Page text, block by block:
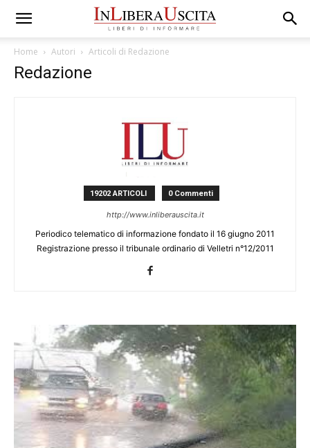
Home Autori Articoli di Redazione
Redazione
19202 ARTICOLI 0 Commenti
http://www.inliberauscita.it
Periodico telematico di informazione fondato il 16 giugno 2011
Registrazione presso il tribunale ordinario di Velletri n°12/2011